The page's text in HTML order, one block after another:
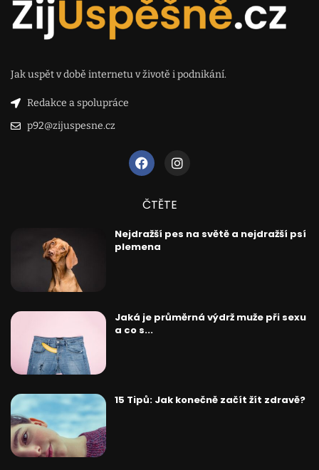
Jak uspět v době internetu v životě i podnikání.
Redakce a spolupráce
p92@zijuspesne.cz
ČTĚTE
Nejdražší pes na světě a nejdražší psí
plemena
Jaká je průměrná výdrž muže při sexu
a co s...
15 Tipů: Jak konečně začít žít zdravě?